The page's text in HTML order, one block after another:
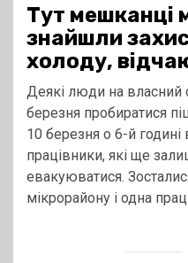
Тут мешканці
знайшли
холоду,
Деякі люди на власний
березня пробиратися
10 березня о 6-й годині
працівники, які ще
евакуюватися.
мікрорайону і одна